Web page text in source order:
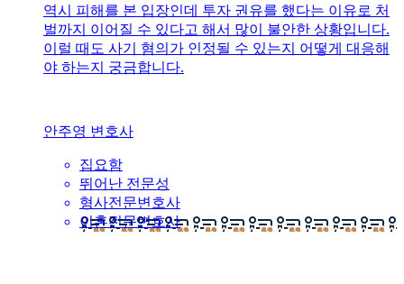
역시 피해를 본 입장인데 투자 권유를 했다는 이유로 처
벌까지 이어질 수 있다고 해서 많이 불안한 상황입니다.
이럴 때도 사기 혐의가 인정될 수 있는지 어떻게 대응해
야 하는지 궁금합니다.